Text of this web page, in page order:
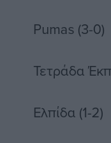
Pumas (3-0)
Τετράδα
Ελπίδα (1-2)